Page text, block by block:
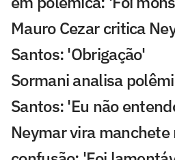
Mauro Cezar critica
Santos: 'Obrigação'
Sormani analisa
Santos: 'Eu não
Neymar vira manchete